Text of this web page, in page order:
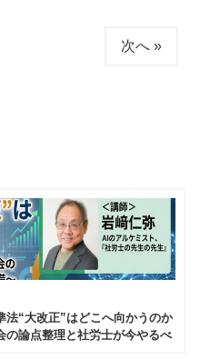
次へ »
法“大改正”はどこへ向かうのか
の論点整理と社労士が今やるべ